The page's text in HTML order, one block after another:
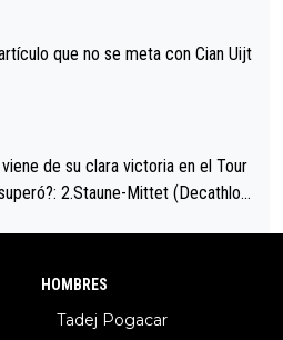
a Del Toro con calzador en posi
se van complicar el tour.
que no se meta con Cian Uijt
de su clara victoria en el Tour
2.Staune-Mittet (Decathlon,
Van Belle (Visma), 10. Vacek (Li
HOMBRES
Tadej Pogacar